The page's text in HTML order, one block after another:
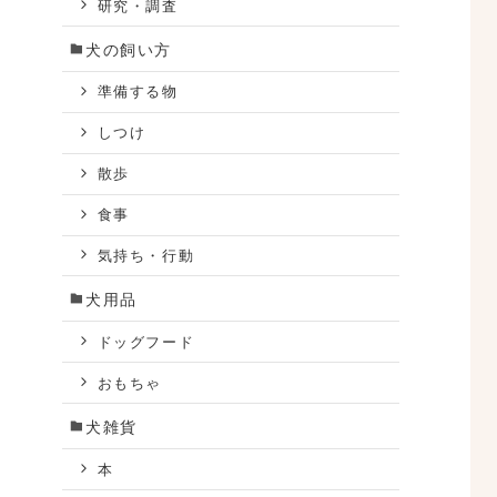
研究・調査
犬の飼い方
準備する物
しつけ
散歩
食事
気持ち・行動
犬用品
ドッグフード
おもちゃ
犬雑貨
本